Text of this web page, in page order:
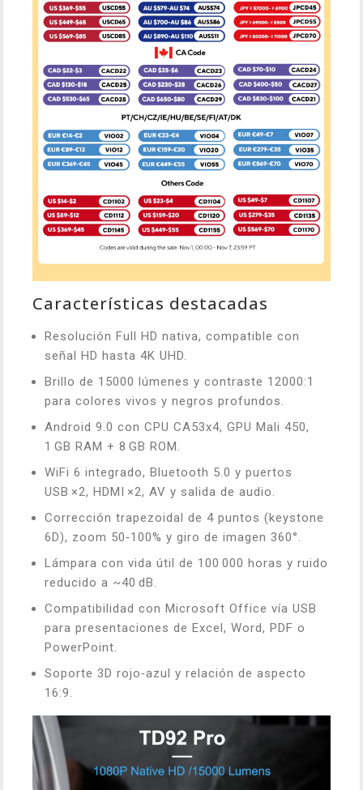
Características destacadas
Resolución Full HD nativa, compatible con
señal HD hasta 4K UHD.
Brillo de 15000 lúmenes y contraste 12000:1
para colores vivos y negros profundos.
Android 9.0 con CPU CA53x4, GPU Mali 450,
1 GB RAM + 8 GB ROM.
WiFi 6 integrado, Bluetooth 5.0 y puertos
USB ×2, HDMI ×2, AV y salida de audio.
Corrección trapezoidal de 4 puntos (keystone
6D), zoom 50‑100% y giro de imagen 360°.
Lámpara con vida útil de 100 000 horas y ruido
reducido a ~40 dB.
Compatibilidad con Microsoft Office vía USB
para presentaciones de Excel, Word, PDF o
PowerPoint.
Soporte 3D rojo‑azul y relación de aspecto
16:9.